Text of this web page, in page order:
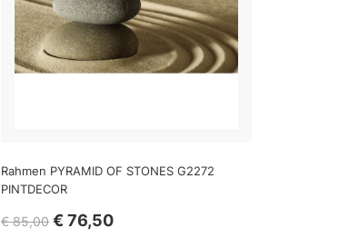
Rahmen PYRAMID OF STONES G2272
PINTDECOR
€ 85,00 € 76,50